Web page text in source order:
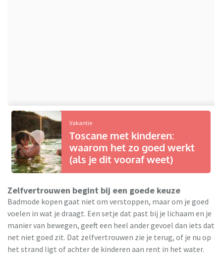
Vakantie
Toscane met kinderen:
waarom het zo goed werkt
(als je dit vooraf weet)
Zelfvertrouwen begint bij een goede keuze
Badmode kopen gaat niet om verstoppen, maar om je goed
voelen in wat je draagt. Een setje dat past bij je lichaam en je
manier van bewegen, geeft een heel ander gevoel dan iets dat
net niet goed zit. Dat zelfvertrouwen zie je terug, of je nu op
het strand ligt of achter de kinderen aan rent in het water.